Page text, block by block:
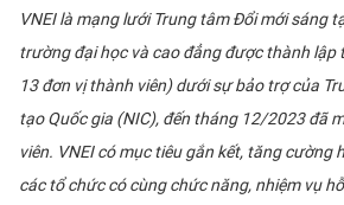
VNEI là mạng lưới Trung tâm Đổi mới sáng
trường đại học và cao đẳng được thành
13 đơn vị thành viên) dưới sự bảo trợ của
tạo Quốc gia (NIC), đến tháng 12/2023 đã
viên. VNEI có mục tiêu gắn kết, tăng cường
các tổ chức có cùng chức năng, nhiệm vụ